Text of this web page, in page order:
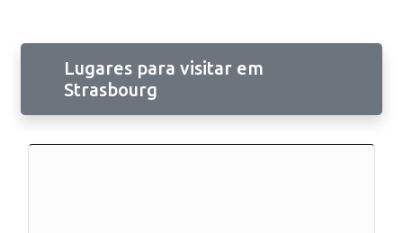
Lugares para visitar em
Strasbourg